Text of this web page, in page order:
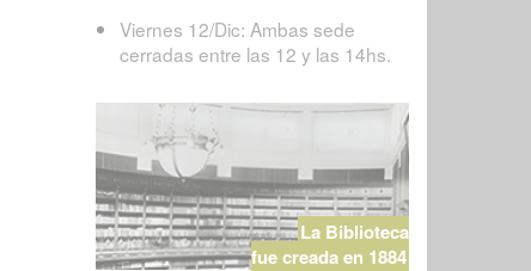
Viernes 12/Dic: Ambas sede
cerradas entre las 12 y las 14hs.
La Biblioteca
fue creada en 1884